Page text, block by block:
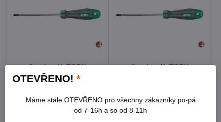
šroubovák TORX
prodloužený, TTa
27x200mm, S2
185 Kč
šroubovák TORX
195 Kč
OTEVŘENO! *
Máme stále OTEVŘENO pro všechny zákazníky po-pá
od 7-16h a so od 8-11h